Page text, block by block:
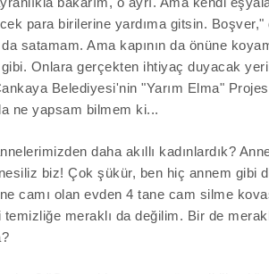
para birilerine yardıma gitsin. Boşver,"
satamam. Ama kapının da önüne
Onlara gerçekten ihtiyaç duyacak
Belediyesi'nin "Yarım Elma"
ne yapsam bilmem ki...
daha akıllı kadınlardık?
biz! Çok şükür, ben hiç annem gibi
camı olan evden 4 tane cam silme
meraklı da değilim. Bir de